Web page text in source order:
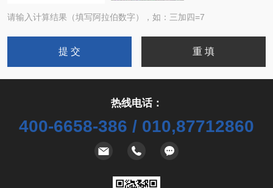
请输入计算结果（填写阿拉伯数字），如：三加四=7
热线电话：
400-6658-386 / 010,87712860